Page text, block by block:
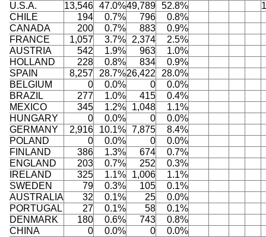
U.S.A.
13,546 47.0%49,789 52.8%
CHILE
194 0.7% 796
0.8%
CANADA
200 0.7% 883
0.9%
FRANCE
1,057 3.7% 2,374
2.5%
AUSTRIA
542 1.9% 963
1.0%
HOLLAND
228 0.8% 834
0.9%
SPAIN
8,257 28.7%26,422
28.0%
BELGIUM
0 0.0% 0
0.0%
BRAZIL
277 1.0% 415
0.4%
MEXICO
345 1.2% 1,048
1.1%
HUNGARY
0 0.0% 0
0.0%
GERMANY
2,916 10.1% 7,875
8.4%
POLAND
0 0.0% 0
0.0%
FINLAND
386 1.3% 674
0.7%
ENGLAND
203 0.7% 252
0.3%
IRELAND
325 1.1% 1,006
1.1%
SWEDEN
79 0.3% 105
0.1%
AUSTRALIA
32 0.1% 25
0.0%
PORTUGAL
27 0.1% 58
0.1%
DENMARK
180 0.6% 743
0.8%
CHINA
0 0.0% 0
0.0%